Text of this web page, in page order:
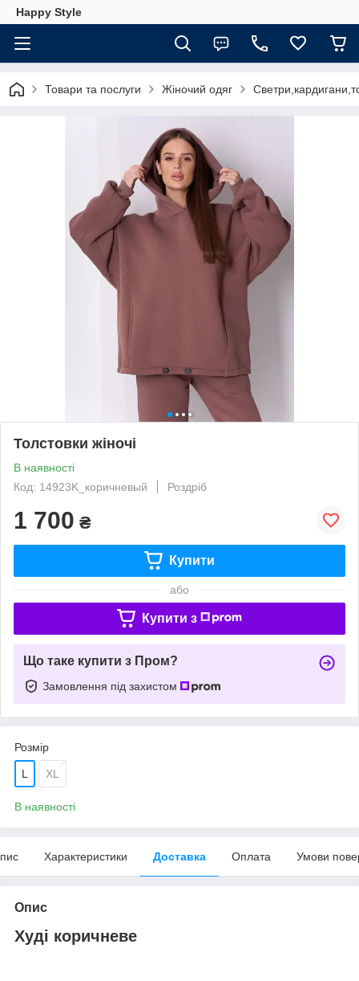
Happy Style
Товари та послуги Жіночий одяг
Толстовки жіночі
В наявності
Код: 14923K_коричневый
Роздріб
1 700 ₴
Купити
або
Купити з
Що таке купити з Пром?
Замовлення під захистом
Розмір
L XL
В наявності
Характеристики Доставка Оплата Умови
Опис
Худі коричневе